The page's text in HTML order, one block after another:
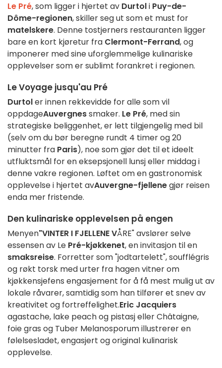
Le Pré, som ligger i hjertet av Durtoli Puy-de-
Dôme-regionen, skiller seg ut som et must for
matelskere. Denne tostjerners restauranten ligger
bare en kort kjøretur fra Clermont-Ferrand, og
imponerer med sine uforglemmelige kulinariske
opplevelser som er sublimt forankret i regionen.
Le Voyage jusqu'au Pré
Durtoler innen rekkevidde for alle som vil
oppdageAuvergnessmaker. Le Pré, med sin
strategiske beliggenhet, er lett tilgjengelig med bil
(selv om du bør beregne rundt 4 timer og 20
minutter fra Paris), noe som gjør det til et ideelt
utfluktsmål for en eksepsjonell lunsj eller middag i
denne vakre regionen. Løftet om en gastronomisk
opplevelse i hjertet avAuvergne-fjellenegjør reisen
enda mer fristende.
Den kulinariske opplevelsen på engen
Menyen"VINTER I FJELLENE VÅRE" avslører selve
essensen av Le Pré-kjøkkenet, en invitasjon til en
smaksreise. Forretter som "jodtartelett", soufflégris
og røkt torsk med urter fra hagen vitner om
kjøkkensjefens engasjement for å få mest mulig ut av
lokale råvarer, samtidig som han tilfører et snev av
kreativitet og fortreffelighet.Eric Jacquiers
agastache, lake peach og pistasj eller Châtaigne,
foie gras og Tuber Melanosporum illustrerer en
følelsesladet, engasjert og original kulinarisk
opplevelse.